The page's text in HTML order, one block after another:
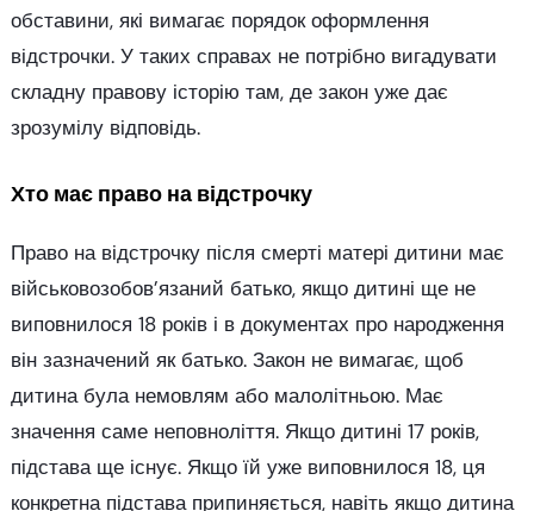
обставини, які вимагає порядок оформлення
відстрочки. У таких справах не потрібно вигадувати
складну правову історію там, де закон уже дає
зрозумілу відповідь.
Хто має право на відстрочку
Право на відстрочку після смерті матері дитини має
військовозобов’язаний батько, якщо дитині ще не
виповнилося 18 років і в документах про народження
він зазначений як батько. Закон не вимагає, щоб
дитина була немовлям або малолітньою. Має
значення саме неповноліття. Якщо дитині 17 років,
підстава ще існує. Якщо їй уже виповнилося 18, ця
конкретна підстава припиняється, навіть якщо дитина